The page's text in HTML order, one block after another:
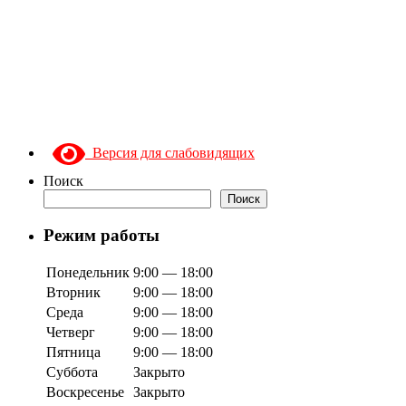
Версия для слабовидящих
Поиск
Поиск
Режим работы
Понедельник 9:00 — 18:00
Вторник
9:00 — 18:00
Среда
9:00 — 18:00
Четверг
9:00 — 18:00
Пятница
9:00 — 18:00
Суббота
Закрыто
Воскресенье Закрыто